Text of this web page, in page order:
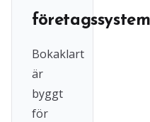
företagssystem
Bokaklart
är
byggt
för